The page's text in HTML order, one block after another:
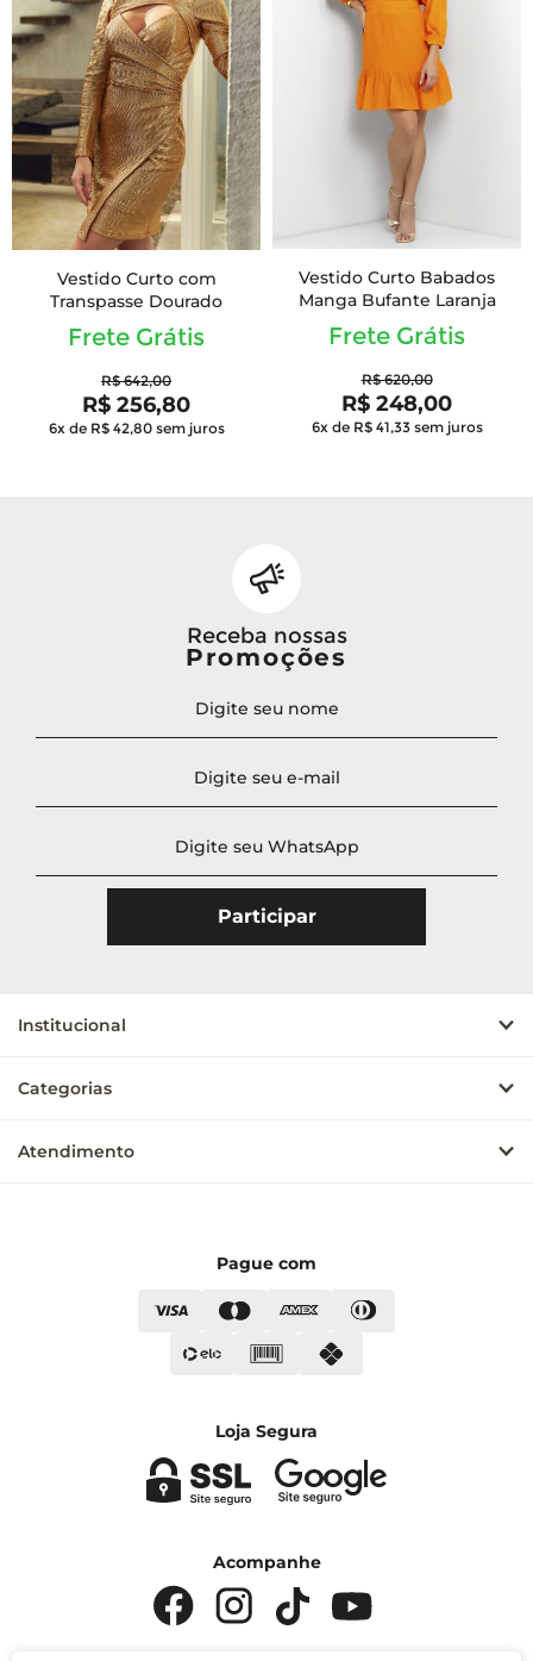
Vestido Curto com
Transpasse Dourado
Frete Grátis
R$ 642,00
R$ 256,80
6x de R$ 42,80 sem juros
Vestido Curto Babados
Manga Bufante Laranja
Frete Grátis
R$ 620,00
R$ 248,00
6x de R$ 41,33 sem juros
Receba nossas
Promoções
Institucional
Categorias
Atendimento
Pague com
Loja Segura
Acompanhe